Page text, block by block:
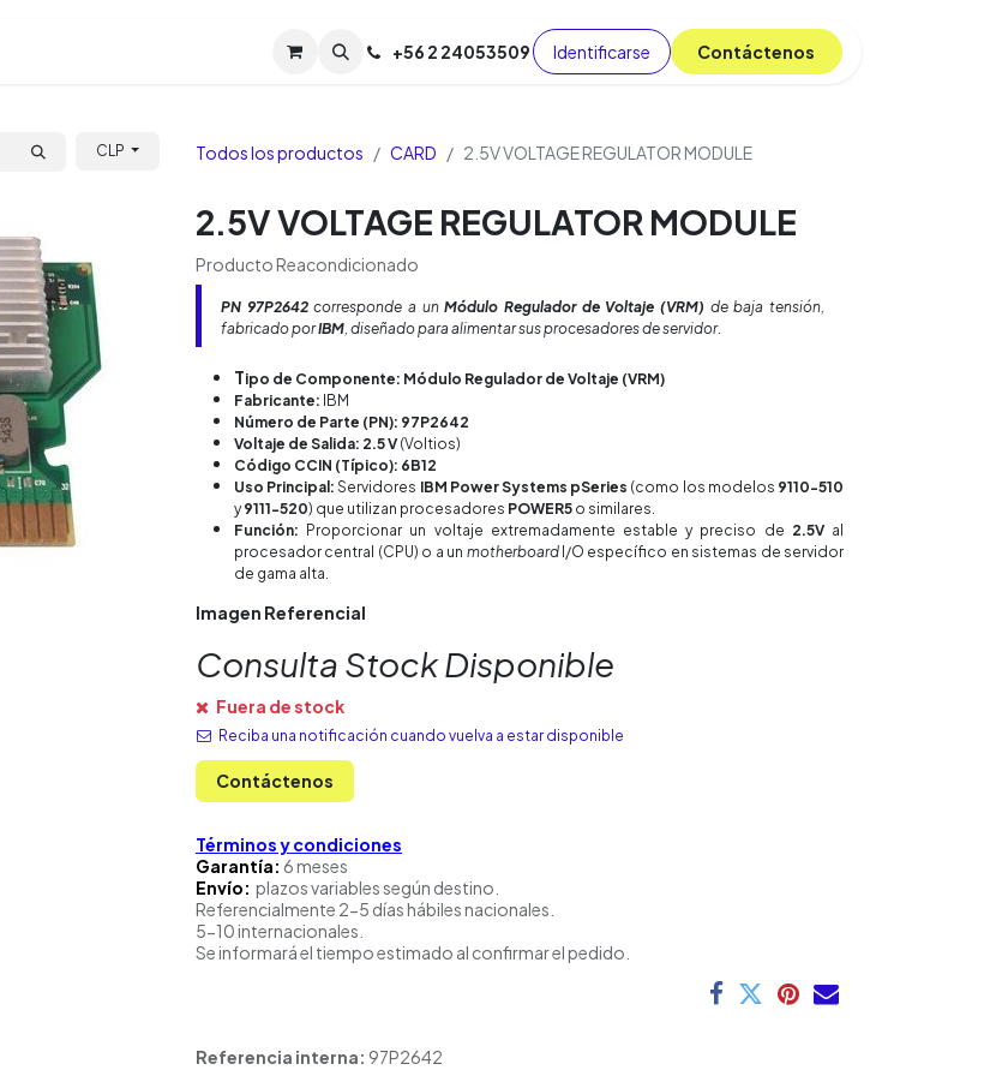
Soporte TPM (CL) Tienda Cursos Blog
+56 2 24053509 Identificarse C​​​​ont​​​​áct​​​​​​en​​​​​​os
CLP Todos los productos CARD 2.5V VOLTAGE REGULATOR MODULE
2.5V VOLTAGE REGULATOR MODULE
Producto Reacondicionado
PN 97P2642corresponde a unMódulo Regulador de Voltaje (VRM) de baja tensión,
fabricado porIBM, diseñado para alimentar sus procesadores de servidor.
Tipo de Componente: Módulo Regulador de Voltaje (VRM)
Fabricante: IBM
Número de Parte (PN): 97P2642
Voltaje de Salida: 2.5 V (Voltios)
Código CCIN (Típico): 6B12
Uso Principal:Servidores IBM Power Systems pSeries (como los modelos 9110-510
y9111-520) que utilizan procesadores POWER5 o similares.
Función: Proporcionar un voltaje extremadamente estable y preciso de 2.5Val
procesador central (CPU) o a un motherboardI/O específico en sistemas de servidor
de gama alta.
Imagen Referencial
Consulta Stock Disponible
Fuera de stock
Reciba una notificación cuando vuelva a estar disponible
Contáctenos
Términos y condiciones
Garantía: 6 meses
Envío: plazos variables según destino.
Referencialmente 2-5 días hábiles nacionales.
5-10 internacionales.
Se informará el tiempo estimado al confirmar el pedido.
Referencia interna: 97P2642